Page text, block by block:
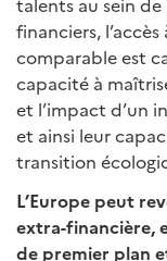
financiers,
comparable est
capacité à
et l’impact d’un
et ainsi leur
transition
L’Europe peut
extra-financière,
de premier plan